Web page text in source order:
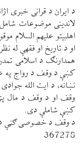
د ايران د قرانی
لاندينی موضوعات
اهلبيتو عليهم السلام
او د تاريخ او فقهې له
همدارنګ د اسلامی
كښې د وقف د رواج په
نښانه، د ايت الله
وقف او د وقف د مال
كښې شاملې دی.
د وقف د خصوصی ګڼې د
367278